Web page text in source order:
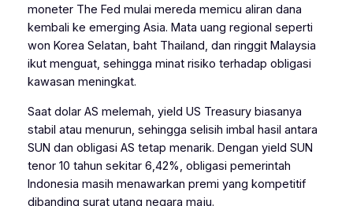
moneter The Fed mulai mereda memicu aliran dana
kembali ke emerging Asia. Mata uang regional seperti
won Korea Selatan, baht Thailand, dan ringgit Malaysia
ikut menguat, sehingga minat risiko terhadap obligasi
kawasan meningkat.
Saat dolar AS melemah, yield US Treasury biasanya
stabil atau menurun, sehingga selisih imbal hasil antara
SUN dan obligasi AS tetap menarik. Dengan yield SUN
tenor 10 tahun sekitar 6,42%, obligasi pemerintah
Indonesia masih menawarkan premi yang kompetitif
dibanding surat utang negara maju.